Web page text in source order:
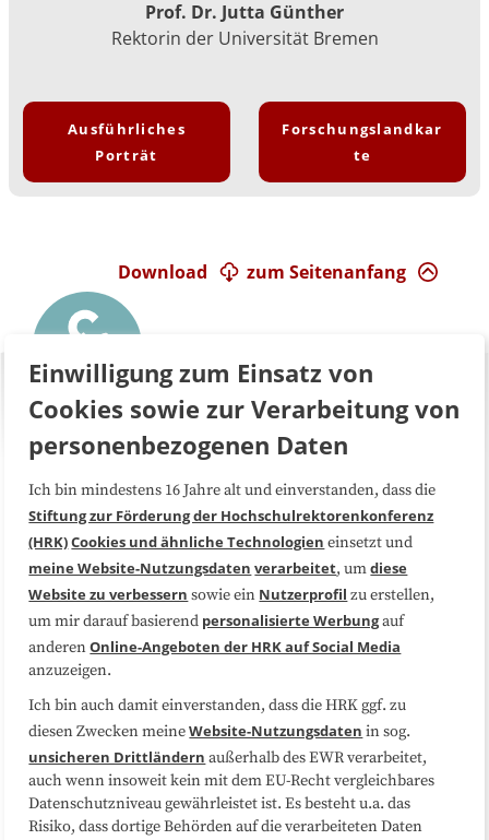
Prof. Dr. Jutta Günther
Rektorin der Universität Bremen
Ausführliches
Porträt
Forschungslandkar
te
zum Seitenanfang
Download
Über uns FAQ
Medienarbeit Kooperationen
Datenschutzerklärung Impressum
Sitemap
Folgen Sie uns
Einwilligung zum Einsatz von
Cookies sowie zur Verarbeitung von
personenbezogenen Daten
Ich bin mindestens 16 Jahre alt und einverstanden, dass die
Stiftung zur Förderung der Hochschulrektorenkonferenz
(HRK)Cookies und ähnliche Technologien einsetzt und
meine Website-Nutzungsdaten verarbeitet, umdiese
Website zu verbessern sowie ein Nutzerprofil zu erstellen,
um mir darauf basierend personalisierte Werbungauf
anderenOnline-Angeboten der HRK auf Social Media
anzuzeigen.
Ich bin auch damit einverstanden, dass die HRK ggf. zu
diesen Zwecken meineWebsite-Nutzungsdaten in sog.
unsicheren Drittländern außerhalb des EWR verarbeitet,
auch wenn insoweit kein mit dem EU-Recht vergleichbares
Datenschutzniveau gewährleistet ist. Es besteht u.a. das
Risiko, dass dortige Behörden auf die verarbeiteten Daten